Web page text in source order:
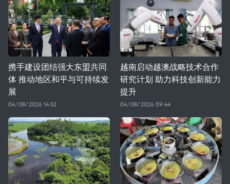
携手建设团结强大东盟共同
体 推动地区和平与可持续发
展
04/08/2026 14:52
越南启动越澳战略技术合作
研究计划 助力科技创新能力
提升
04/08/2026 09:44